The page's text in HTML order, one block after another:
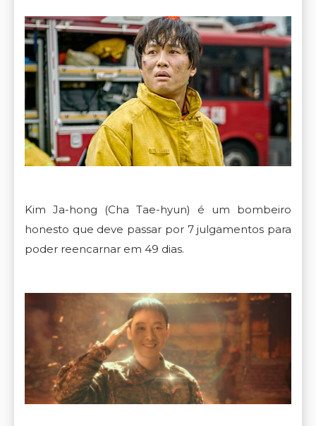
Kim Ja-hong (Cha Tae-hyun) é um bombeiro
honesto que deve passar por 7 julgamentos para
poder reencarnar em 49 dias.